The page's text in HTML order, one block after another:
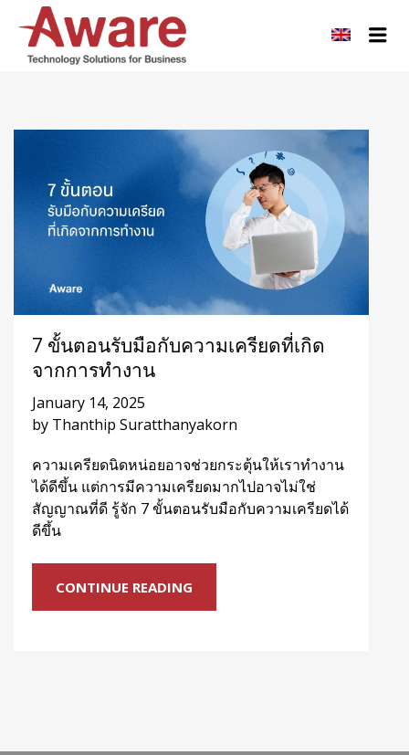
7 ขั้นตอนรับมือกับความเครียดที่เกิด
จากการทำงาน
January 14, 2025
by Thanthip Suratthanyakorn
ความเครียดนิดหน่อยอาจช่วยกระตุ้นให้เราทำงาน
ได้ดีขึ้น แต่การมีความเครียดมากไปอาจไม่ใช่
สัญญาณที่ดี รู้จัก 7 ขั้นตอนรับมือกับความเครียดได้
ดีขึ้น
CONTINUE READING